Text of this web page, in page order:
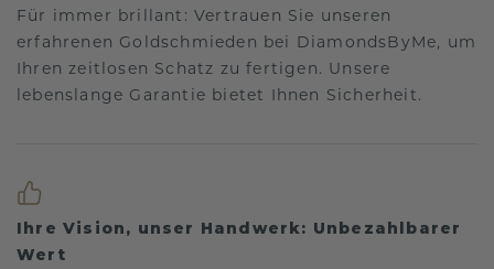
Für immer brillant: Vertrauen Sie unseren
erfahrenen Goldschmieden bei DiamondsByMe, um
Ihren zeitlosen Schatz zu fertigen. Unsere
lebenslange Garantie bietet Ihnen Sicherheit.
Ihre Vision, unser Handwerk: Unbezahlbarer
Wert